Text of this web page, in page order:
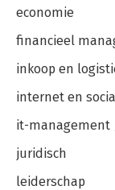
economie
financieel
inkoop en
internet en
it-management
juridisch
leiderschap